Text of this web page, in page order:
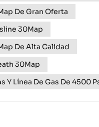
con un 5% de
De Gran Oferta
30Map
De Alta Calidad
30Map
Y Línea De Gas De 4500